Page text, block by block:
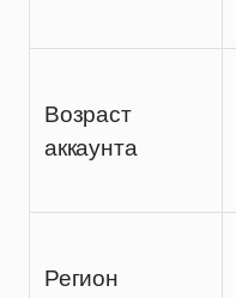
Возраст
аккаунта
Регион